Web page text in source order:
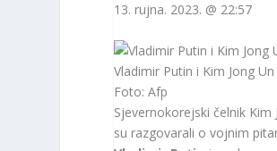
13. rujna. 2023. @ 22:57
Vladimir Putin i Kim Jong Un
Foto: Afp
Sjevernokorejski čelnik
su razgovarali o vojnim